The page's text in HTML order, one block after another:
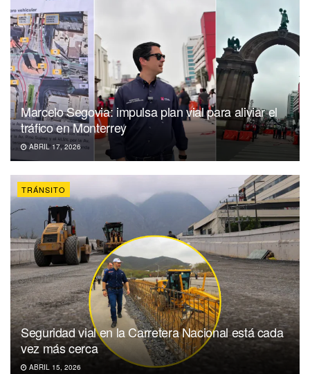
Marcelo Segovia: impulsa plan vial para aliviar el
tráfico en Monterrey
ABRIL 17, 2026
TRÁNSITO
Seguridad vial en la Carretera Nacional está cada
vez más cerca
ABRIL 15, 2026